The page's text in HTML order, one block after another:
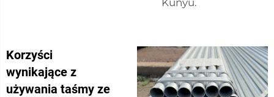
Korzyści
wynikające z
używania taśmy ze